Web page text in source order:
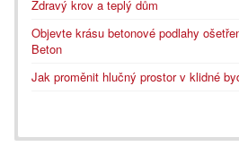
Zdravý krov a teplý dům
Objevte krásu betonové podlahy
Beton
Jak proměnit hlučný prostor v klidné